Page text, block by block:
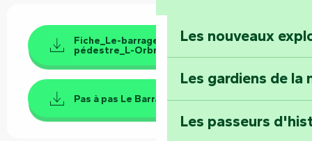
Faymoreau :
épopée minière
Terre d’étoiles :
Les nouveaux
Les gardiens de la
Les passeurs
Fiche_Le-barrage_Randonnée
pédestre_L-Orbrie_ve...
Pas à pas Le Barrage PDF